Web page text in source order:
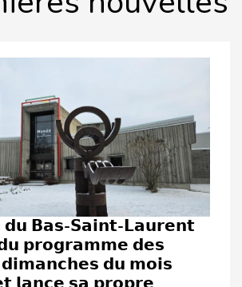
𝗕𝗮𝘀-𝗦𝗮𝗶𝗻𝘁-𝗟𝗮𝘂𝗿𝗲𝗻𝘁
𝗱𝘂 𝗽𝗿𝗼𝗴𝗿𝗮𝗺𝗺𝗲 𝗱𝗲𝘀
𝗱𝘂 𝗺𝗼𝗶𝘀